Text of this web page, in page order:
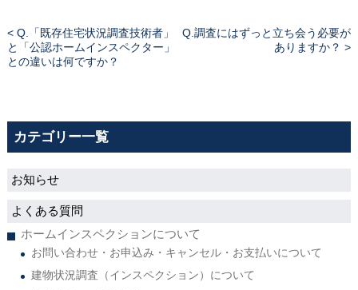
< Q.「既存住宅状況調査技術者」
と「公認ホームインスペクター」
との違いは何ですか？
Q.調査にはずっと立ち会う必要が
ありますか？ >
カテゴリー一覧
お知らせ
よくある質問
ホームインスペクションについて
お問い合わせ・お申込み・キャンセル・お支払いについて
建物状況調査（インスペクション）について